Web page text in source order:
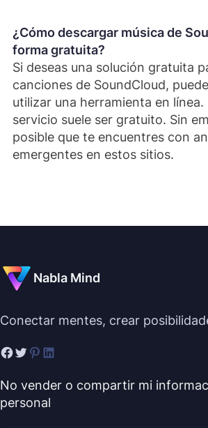
¿Cómo descargar música de
forma gratuita?
Si deseas una solución gratuita
canciones de SoundCloud,
utilizar una herramienta en
servicio suele ser gratuito. Sin
posible que te encuentres con
emergentes en estos sitios.
Nabla Mind
Conectar mentes, crear
No vender o compartir mi
personal